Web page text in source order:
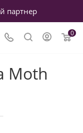
партнер
0
Moth